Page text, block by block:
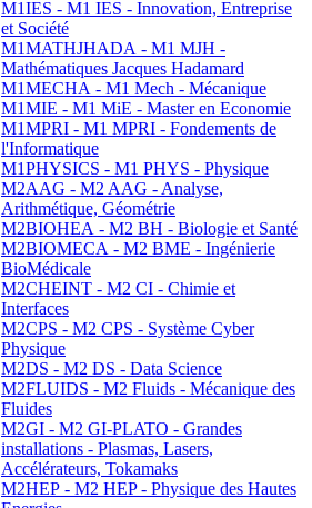
M1IES - M1 IES - Innovation, Entreprise
et Société
M1MATHJHADA - M1 MJH -
Mathématiques Jacques Hadamard
M1MECHA - M1 Mech - Mécanique
M1MIE - M1 MiE - Master en Economie
M1MPRI - M1 MPRI - Fondements de
l'Informatique
M1PHYSICS - M1 PHYS - Physique
M2AAG - M2 AAG - Analyse,
Arithmétique, Géométrie
M2BIOHEA - M2 BH - Biologie et Santé
M2BIOMECA - M2 BME - Ingénierie
BioMédicale
M2CHEINT - M2 CI - Chimie et
Interfaces
M2CPS - M2 CPS - Système Cyber
Physique
M2DS - M2 DS - Data Science
M2FLUIDS - M2 Fluids - Mécanique des
Fluides
M2GI - M2 GI-PLATO - Grandes
installations - Plasmas, Lasers,
Accélérateurs, Tokamaks
M2HEP - M2 HEP - Physique des Hautes